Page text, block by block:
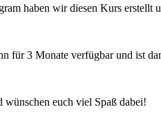
haben wir diesen Kurs
für 3 Monate verfügbar und ist
wünschen euch viel Spaß dabei!